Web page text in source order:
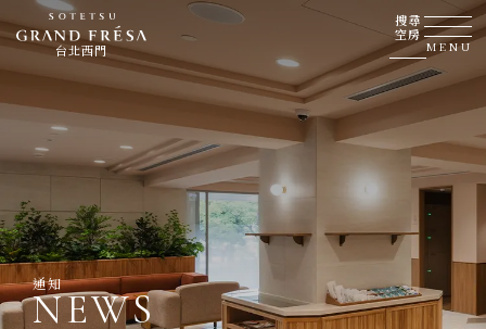
台北西門
搜尋
空房
MENU
通知
NEWS